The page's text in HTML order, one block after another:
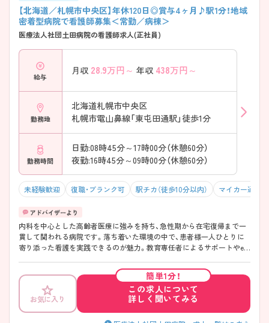
【北海道／札幌市中央区】年休120日◎賞与4ヶ月♪駅1分！地域
密着型病院で看護師募集＜常勤／病棟＞
医療法人社団土田病院の看護師求人(正社員)
給与
月収 28.9万円～ 年収 438万円～
勤務地
北海道札幌市中央区
札幌市電山鼻線「東屯田通駅」徒歩1分
勤務時間
日勤:08時45分～17時00分（休憩60分）
夜勤:16時45分～09時00分（休憩60分）
未経験歓迎 復職・ブランク可 駅チカ（徒歩10分以内） マイカー通勤
内科を中心とした高齢者医療に強みを持ち、急性期から在宅復帰まで一
貫して関われる病院です。落ち着いた環境の中で、患者様一人ひとりに
寄り添った看護を実践できるのが魅力。教育専任者によるサポートやe
す。年間休日120日・高給与・残業少なめで働きやすさも抜群。市電「東屯
田通り」徒歩1分と通勤もしやすく、長く安定して働きたい方にぴったり
の職場です。 ――――――――――――――― ■ 高齢者医療に深く関
われる環境 ――――――――――――――― 落ち着いた看護を実践で
きます。 ・内科中心で高齢患者様がメイン ・急性期～在宅移行まで一貫
お気に入り
簡単1分！
この求人について
詳しく聞いてみる